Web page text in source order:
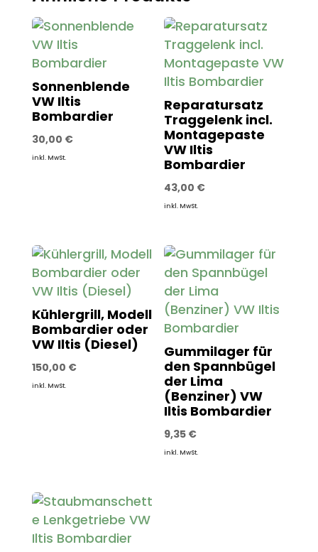
Sonnenblende
VW Iltis
Bombardier
30,00 €
inkl. MwSt.
Reparatursatz
Traggelenk incl.
Montagepaste
VW Iltis
Bombardier
43,00 €
inkl. MwSt.
Kühlergrill, Modell
Bombardier oder
VW Iltis (Diesel)
150,00 €
inkl. MwSt.
Gummilager für
den Spannbügel
der Lima
(Benziner) VW
Iltis Bombardier
9,35 €
inkl. MwSt.